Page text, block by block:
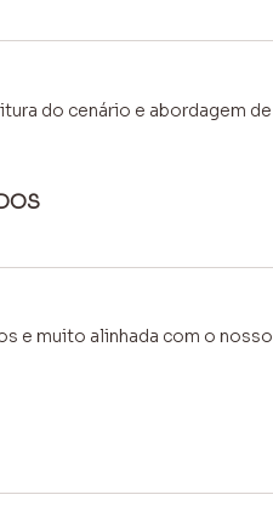
do cenário e abordagem de
e muito alinhada com o nosso